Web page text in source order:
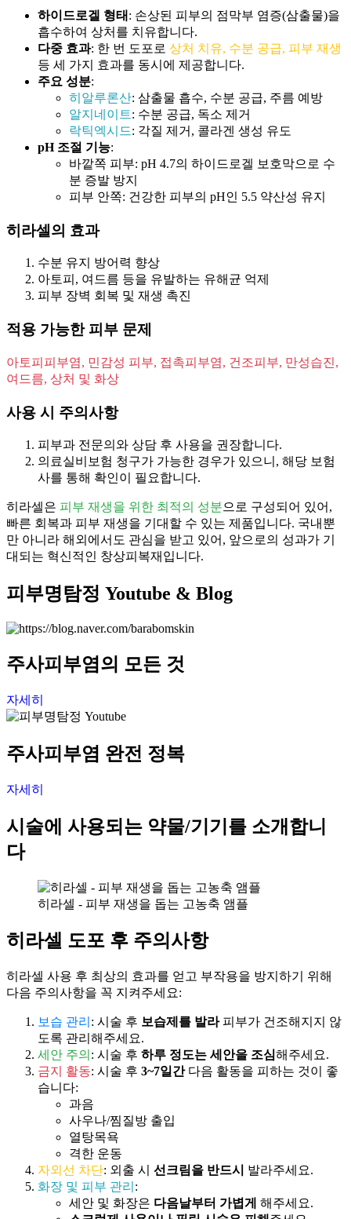
하이드로겔 형태 : 손상된 피부의 점막부 염증(삼출물)을
흡수하여 상처를 치유합니다.
다중 효과: 한 번 도포로 상처 치유, 수분 공급, 피부 재생
등 세 가지 효과를 동시에 제공합니다.
주요 성분:
히알루론산: 삼출물 흡수, 수분 공급, 주름 예방
알지네이트: 수분 공급, 독소 제거
락틱엑시드: 각질 제거, 콜라겐 생성 유도
pH 조절 기능:
바깥쪽 피부: pH 4.7의 하이드로겔 보호막으로 수
분 증발 방지
피부 안쪽: 건강한 피부의 pH인 5.5 약산성 유지
히라셀의 효과
수분 유지 방어력 향상
아토피, 여드름 등을 유발하는 유해균 억제
피부 장벽 회복 및 재생 촉진
적용 가능한 피부 문제
아토피피부염, 민감성 피부, 접촉피부염, 건조피부, 만성습진,
여드름, 상처 및 화상
사용 시 주의사항
피부과 전문의와 상담 후 사용을 권장합니다.
의료실비보험 청구가 가능한 경우가 있으니, 해당 보험
사를 통해 확인이 필요합니다.
히라셀은 피부 재생을 위한 최적의 성분으로 구성되어 있어,
빠른 회복과 피부 재생을 기대할 수 있는 제품입니다. 국내뿐
만 아니라 해외에서도 관심을 받고 있어, 앞으로의 성과가 기
대되는 혁신적인 창상피복재입니다.
피부명탐정 Youtube & Blog
주사피부염의 모든 것
자세히
주사피부염 완전 정복
자세히
시술에 사용되는 약물/기기를 소개합니
다
히라셀 - 피부 재생을 돕는 고농축 앰플
히라셀 도포 후 주의사항
히라셀 사용 후 최상의 효과를 얻고 부작용을 방지하기 위해
다음 주의사항을 꼭 지켜주세요:
보습 관리 : 시술 후 보습제를 발라피부가 건조해지지 않
도록 관리해주세요.
세안 주의 : 시술 후 하루 정도는 세안을 조심해주세요.
금지 활동: 시술 후 3~7일간다음 활동을 피하는 것이 좋
습니다:
과음
사우나/찜질방 출입
열탕목욕
격한 운동
자외선 차단: 외출 시 선크림을 반드시
발라주세요.
화장 및 피부 관리 :
세안 및 화장은 다음날부터 가볍게 해주세요.